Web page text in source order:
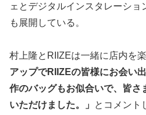
ェとデジタルインスタレーショ
も展開している。
村上隆とRIIZEは一緒に店内を楽
アップでRIIZEの皆様にお会い
作のバッグもお似合いで、皆さ
いただけました。」
とコメント